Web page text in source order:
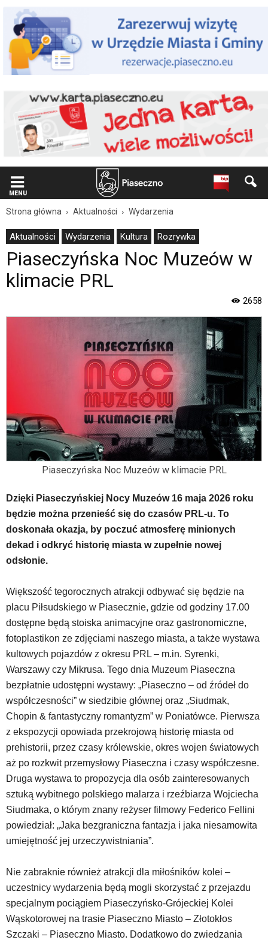
użytkowników
czytników
ekranowych Znajdujesz
się
podstronie
"Piaseczyńska
Muzeów
klimacie
PRL
Oficjalna
strona
Gminy
Piaseczno".
jest
menu
znajduje
się
bezpośrednio
pod
Strona
nie
została
wyposażona
w
dedykowane
zatem
nawigacja
obsługiwana
jest
standardowy
sposób.
Na
stronie
mogą
się
znajdować
powszechnie
używane
elementy
wideo
portalu
YouTube
Maps
osadzane
formie
ramek.
Elementy
MENU
Strona główna Aktualności Wydarzenia
Aktualności Wydarzenia Kultura Rozrywka
Piaseczyńska Noc Muzeów w
klimacie PRL
2658
Piaseczyńska Noc Muzeów w klimacie PRL
Dzięki Piaseczyńskiej Nocy Muzeów 16 maja 2026 roku
będzie można przenieść się do czasów PRL-u. To
doskonała okazja, by poczuć atmosferę minionych
dekad i odkryć historię miasta w zupełnie nowej
odsłonie.
Większość tegorocznych atrakcji odbywać się będzie na
placu Piłsudskiego w Piasecznie, gdzie od godziny 17.00
dostępne będą stoiska animacyjne oraz gastronomiczne,
fotoplastikon ze zdjęciami naszego miasta, a także wystawa
kultowych pojazdów z okresu PRL – m.in. Syrenki,
Warszawy czy Mikrusa. Tego dnia Muzeum Piaseczna
bezpłatnie udostępni wystawy: „Piaseczno – od źródeł do
współczesności” w siedzibie głównej oraz „Siudmak,
Chopin & fantastyczny romantyzm” w Poniatówce. Pierwsza
z ekspozycji opowiada przekrojową historię miasta od
prehistorii, przez czasy królewskie, okres wojen światowych
aż po rozkwit przemysłowy Piaseczna i czasy współczesne.
Druga wystawa to propozycja dla osób zainteresowanych
sztuką wybitnego polskiego malarza i rzeźbiarza Wojciecha
Siudmaka, o którym znany reżyser filmowy Federico Fellini
powiedział: „Jaka bezgraniczna fantazja i jaka niesamowita
umiejętność jej urzeczywistniania”.
Nie zabraknie również atrakcji dla miłośników kolei –
uczestnicy wydarzenia będą mogli skorzystać z przejazdu
specjalnym pociągiem Piaseczyńsko-Grójeckiej Kolei
Wąskotorowej na trasie Piaseczno Miasto – Złotokłos
Szczaki – Piaseczno Miasto. Dodatkowo do zwiedzania